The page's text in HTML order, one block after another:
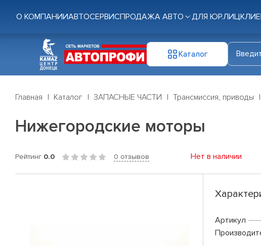
О КОМПАНИИАВТОСЕРВИСПРОДАЖА АВТО ДЛЯ ЮР.ЛИЦ
Каталог
Главная Каталог ЗАПАСНЫЕ ЧАСТИ Трансмиссия, приводы
Нижегородские моторы
Рейтинг 0.0 0 отзывов Нет в наличии
Артикул